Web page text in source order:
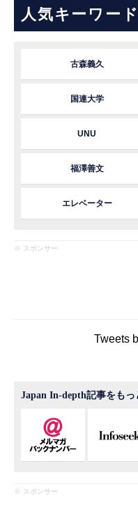
人気キーワード
古森義久
国連大学
UNU
福澤善文
エレベーター
※ スポンサー
Tweets
Japan In-depth記事をもっ
※ スポンサー